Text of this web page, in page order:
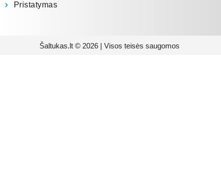
Pristatymas
Šaltukas.lt © 2026 | Visos teisės saugomos